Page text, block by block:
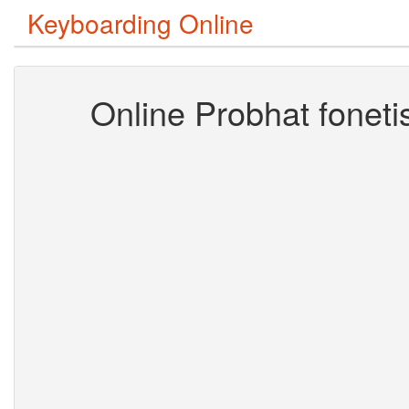
Keyboarding Online
Online Probhat